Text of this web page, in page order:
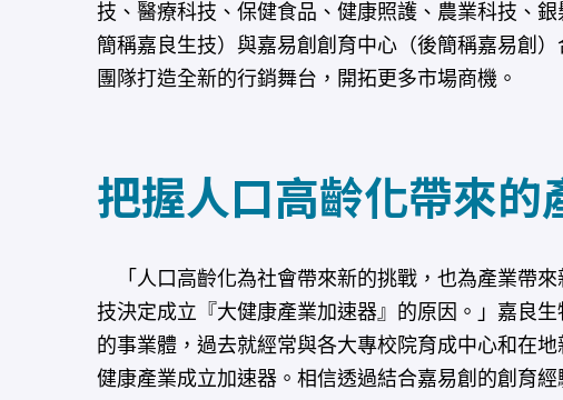
技、醫療科技、保健食品、健康照護、農業科技、
簡稱嘉良生技）與嘉易創創育中心（後簡稱嘉易創
團隊打造全新的行銷舞台，開拓更多市場商機。
把握人口高齡化帶來的
「人口高齡化為社會帶來新的挑戰，也為產業帶
技決定成立『大健康產業加速器』的原因。」嘉良
的事業體，過去就經常與各大專校院育成中心和在
健康產業成立加速器。相信透過結合嘉易創的創育